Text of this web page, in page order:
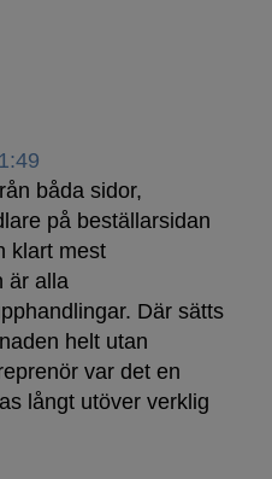
båda sidor,
på beställarsidan
klart mest
är alla
Där sätts
helt utan
var det en
långt utöver verklig